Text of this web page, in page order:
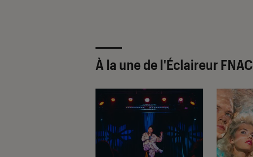
À la une de l'Éclaireur FNAC